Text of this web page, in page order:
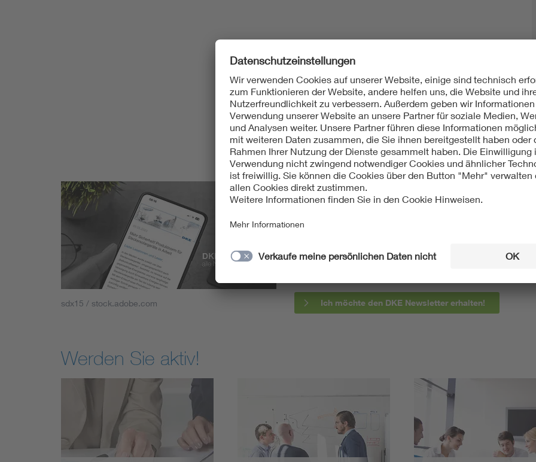
sdx15 / stock.adobe.com
Mit unserem DKE Newsletter sind Sie immer top
fassen wir die wichtigsten Entwicklungen in der
berichten wir über aktuelle Arbeitsergebnisse,
informieren wir Sie bereits frühzeitig über zukünftige
Ich möchte den DKE Newsletter erhalten!
Werden Sie aktiv!